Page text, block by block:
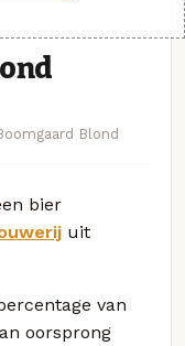
Blond
bier
uit
van
oorsprong